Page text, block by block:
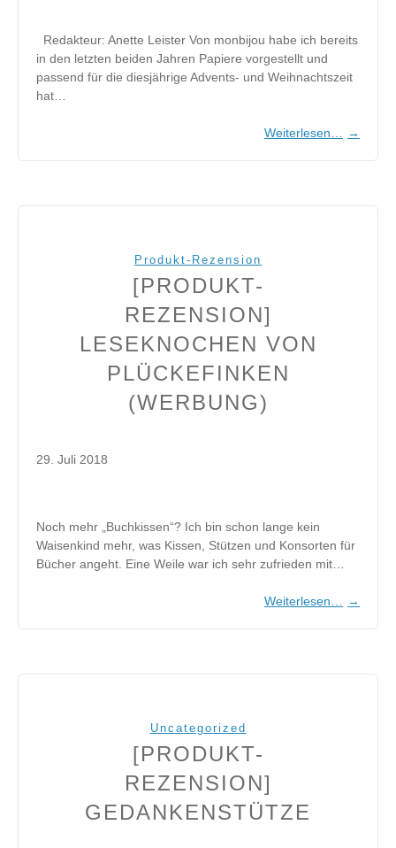
Redakteur: Anette Leister Von monbijou habe ich bereits
in den letzten beiden Jahren Papiere vorgestellt und
passend für die diesjährige Advents- und Weihnachtszeit
hat…
Weiterlesen… →
Produkt-Rezension
[PRODUKT-
REZENSION]
LESEKNOCHEN VON
PLÜCKEFINKEN
(WERBUNG)
29. Juli 2018
Noch mehr „Buchkissen“? Ich bin schon lange kein
Waisenkind mehr, was Kissen, Stützen und Konsorten für
Bücher angeht. Eine Weile war ich sehr zufrieden mit…
Weiterlesen… →
Uncategorized
[PRODUKT-
REZENSION]
GEDANKENSTÜTZE